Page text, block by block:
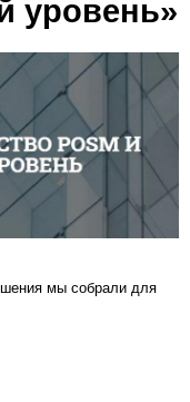
уровень»
мы собрали для